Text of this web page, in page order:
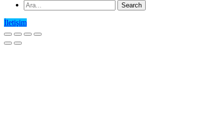
İletişim